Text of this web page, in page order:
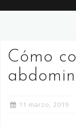
Cómo
11 marzo, 2019